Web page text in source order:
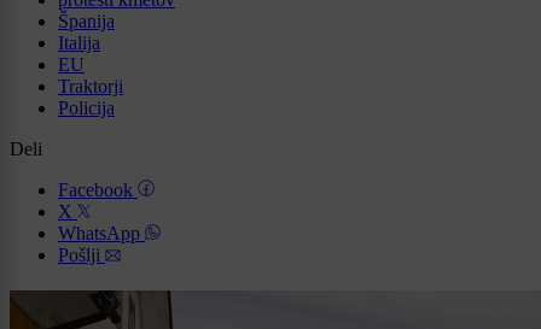
Španija
Italija
EU
Traktorji
Policija
Deli
Facebook
X
WhatsApp
Pošlji